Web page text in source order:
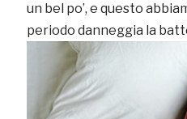
un bel po’, e questo
periodo danneggia la